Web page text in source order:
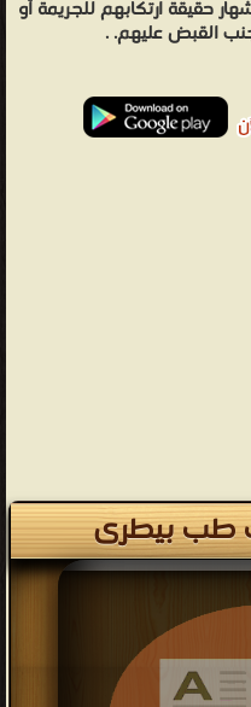
حقيقة ارتكابهم للجريمة أو
القبض عليهم. .
طب بيطرى